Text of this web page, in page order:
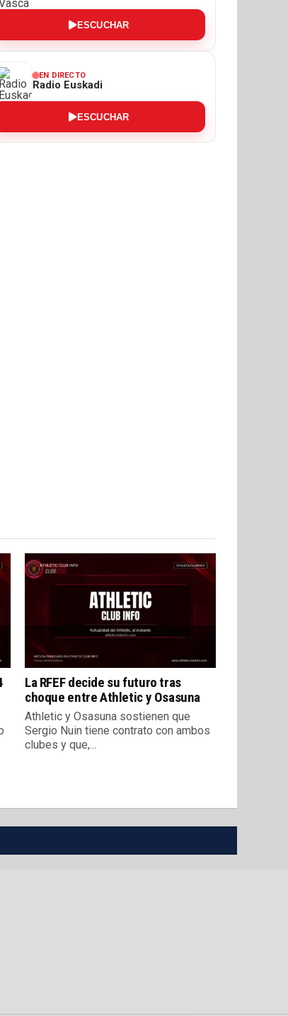
ESCUCHAR
EN DIRECTO
Radio Euskadi
ESCUCHAR
La RFEF decide su futuro tras
choque entre Athletic y Osasuna
Athletic y Osasuna sostienen que
Sergio Nuin tiene contrato con ambos
clubes y que,...